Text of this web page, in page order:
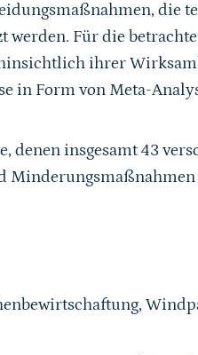
die
werden. Für die
ihrer
in Form von Meta-
denen insgesamt 43